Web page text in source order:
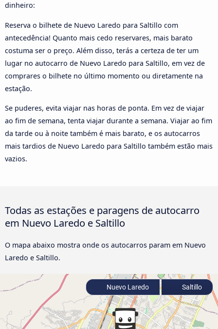
dinheiro:
Reserva o bilhete de Nuevo Laredo para Saltillo com
antecedência! Quanto mais cedo reservares, mais barato
costuma ser o preço. Além disso, terás a certeza de ter um
lugar no autocarro de Nuevo Laredo para Saltillo, em vez de
comprares o bilhete no último momento ou diretamente na
estação.
Se puderes, evita viajar nas horas de ponta. Em vez de viajar
ao fim de semana, tenta viajar durante a semana. Viajar ao fim
da tarde ou à noite também é mais barato, e os autocarros
mais tardios de Nuevo Laredo para Saltillo também estão mais
vazios.
Todas as estações e paragens de autocarro
em Nuevo Laredo e Saltillo
O mapa abaixo mostra onde os autocarros param em Nuevo
Laredo e Saltillo.
Nuevo Laredo Saltillo